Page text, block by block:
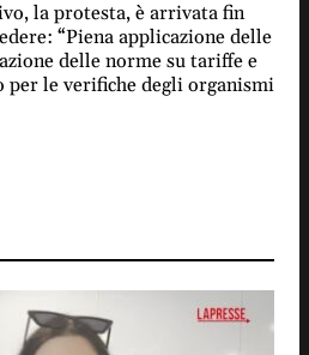
la protesta, è arrivata fin
“Piena applicazione delle
delle norme su tariffe e
le verifiche degli organismi